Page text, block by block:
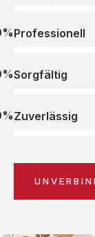
Professionell
Sorgfältig
Zuverlässig